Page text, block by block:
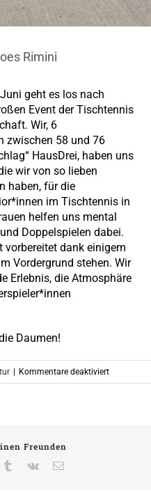
Rimini
geht es los nach
Event der Tischtennis
Wir, 6
zwischen 58 und 76
HausDrei, haben uns
wir von so lieben
haben, für die
im Tischtennis in
helfen uns mental
Doppelspielen dabei.
dank einigem
Vordergrund stehen. Wir
Erlebnis, die Atmosphäre
Daumen!
Kommentare deaktiviertfür
HausDrei-
Freunden
TumblrVk
E-